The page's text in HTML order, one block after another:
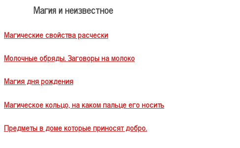
Магия и неизвестное
Магические свойства расчески
Молочные обряды. Заговоры на молоко
Магия дня рождения
Магическое кольцо, на каком пальце его носить
Предметы в доме которые приносят добро.